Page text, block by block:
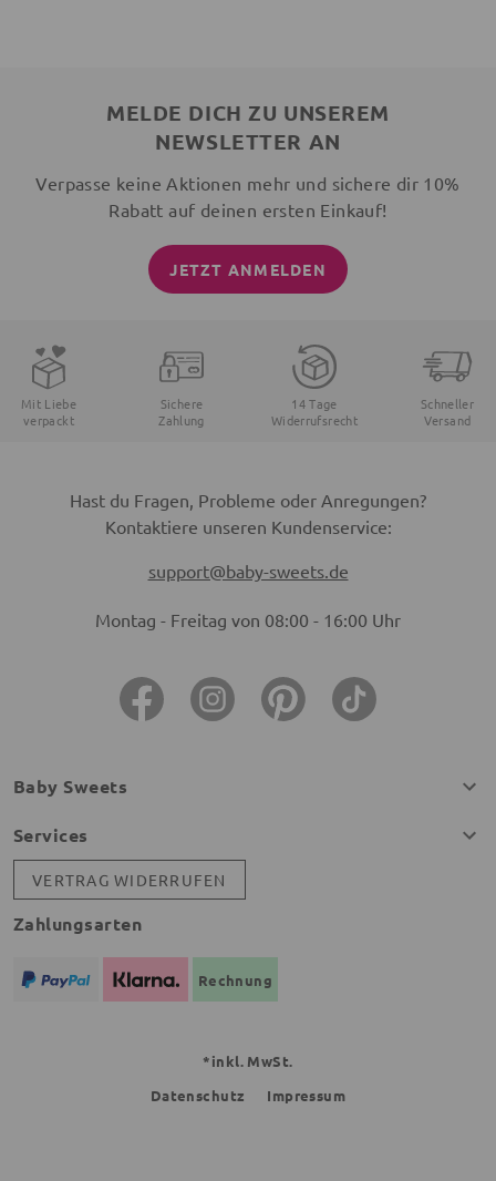
MELDE DICH ZU UNSEREM
NEWSLETTER AN
Verpasse keine Aktionen mehr und sichere dir 10%
Rabatt auf deinen ersten Einkauf!
JETZT ANMELDEN
Mit Liebe
verpackt
Sichere
Zahlung
14 Tage
Widerrufsrecht
Schneller
Versand
Hast du Fragen, Probleme oder Anregungen?
Kontaktiere unseren Kundenservice:
support@baby-sweets.de
Montag - Freitag von 08:00 - 16:00 Uhr
Baby Sweets
Services
VERTRAG WIDERRUFEN
Zahlungsarten
Rechnung
*inkl. MwSt.
Datenschutz
Impressum